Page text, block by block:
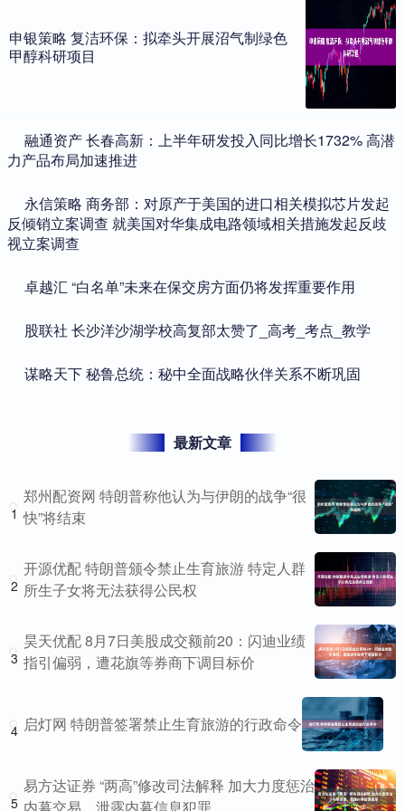
申银策略 复洁环保：拟牵头开展沼气制绿色
甲醇科研项目
​融通资产 长春高新：上半年研发投入同比增长1732% 高潜
力产品布局加速推进
​永信策略 商务部：对原产于美国的进口相关模拟芯片发起
反倾销立案调查 就美国对华集成电路领域相关措施发起反歧
视立案调查
​卓越汇 “白名单”未来在保交房方面仍将发挥重要作用
​股联社 长沙洋沙湖学校高复部太赞了_高考_考点_教学
​谋略天下 秘鲁总统：秘中全面战略伙伴关系不断巩固
最新文章
1
郑州配资网 特朗普称他认为与伊朗的战争“很
快”将结束
2
开源优配 特朗普颁令禁止生育旅游 特定人群
所生子女将无法获得公民权
3
昊天优配 8月7日美股成交额前20：闪迪业绩
指引偏弱，遭花旗等券商下调目标价
4 启灯网 特朗普签署禁止生育旅游的行政命令
5
易方达证券 “两高”修改司法解释 加大力度惩治